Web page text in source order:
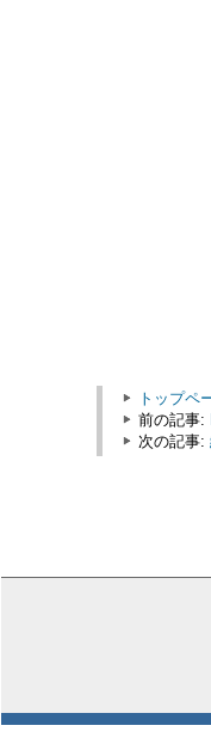
トップペ
前の記事:
次の記事: